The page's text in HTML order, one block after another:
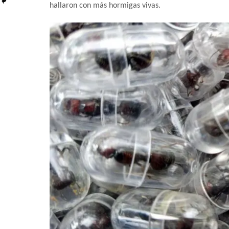
hallaron con más hormigas vivas.